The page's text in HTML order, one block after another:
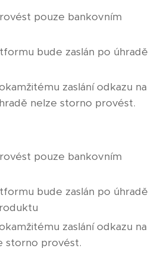
pouze bankovním
bude zaslán po úhradě
zaslání odkazu na
nelze storno provést.
pouze bankovním
bude zaslán po úhradě
zaslání odkazu na
storno provést.